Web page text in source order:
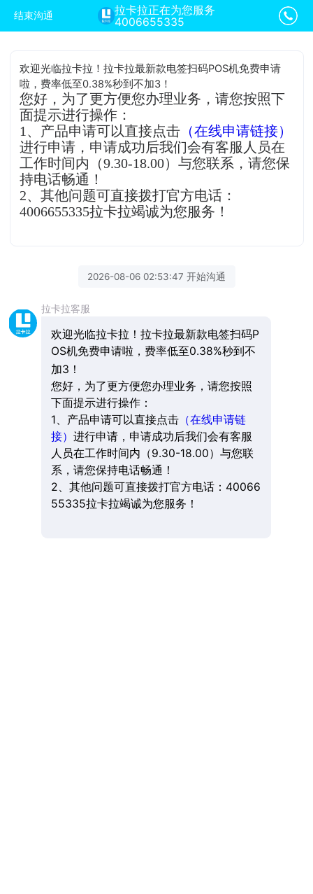
结束沟通
拉卡拉正在为您服务
4006655335
欢迎光临拉卡拉！拉卡拉最新款电签扫码POS机免费申请
啦，费率低至0.38%秒到不加3！
您好，为了更方便您办理业务，请您按照下
面提示进行操作：
1、产品申请可以直接点击 （在线申请链接）
进行申请，申请成功后我们会有客服人员在
工作时间内（9.30-18.00）与您联系，请您保
持电话畅通！
2、其他问题可直接拨打官方电话：
4006655335拉卡拉竭诚为您服务！
2026-08-06 02:53:47 开始沟通
拉卡拉客服
欢迎光临拉卡拉！拉卡拉最新款电签扫码P
OS机免费申请啦，费率低至0.38%秒到不
加3！
您好，为了更方便您办理业务，请您按照
下面提示进行操作：
1、产品申请可以直接点击（在线申请链
接） 进行申请，申请成功后我们会有客服
人员在工作时间内（9.30-18.00）与您联
系，请您保持电话畅通！
2、其他问题可直接拨打官方电话：40066
55335拉卡拉竭诚为您服务！